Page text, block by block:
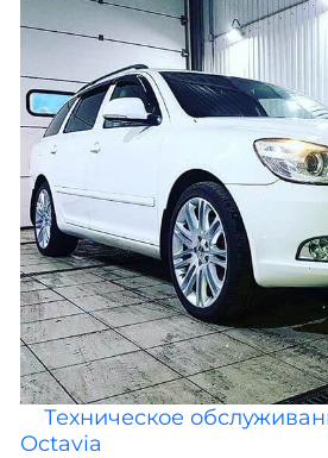
Техническое
Octavia